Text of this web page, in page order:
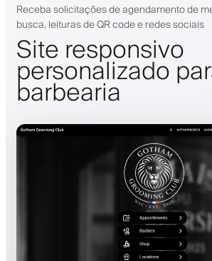
Receba solicitações de agendamento de
busca, leituras de QR code e redes sociais
Site responsivo
personalizado
barbearia